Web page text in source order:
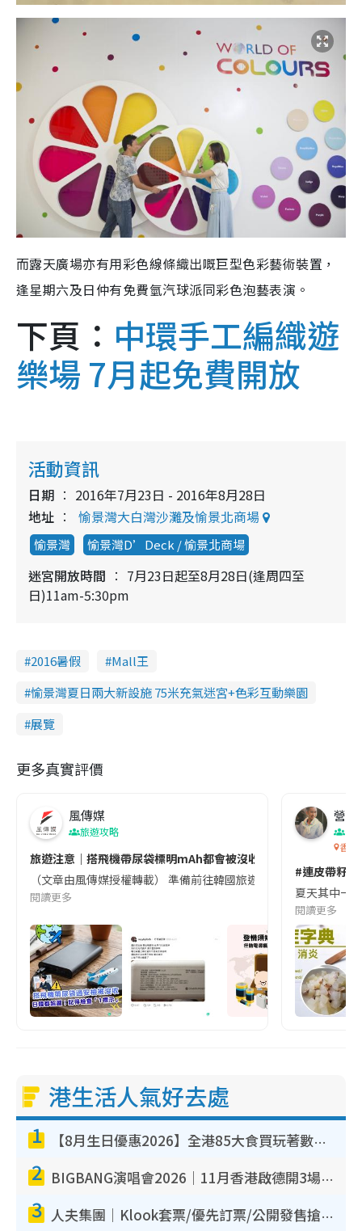
而露天廣場亦有用彩色線條織出嘅巨型色彩藝術裝置，
逢星期六及日仲有免費氫汽球派同彩色泡藝表演。
下頁： 中環手工編織遊
樂場 7月起免費開放
活動資訊
日期
2016年7月23日 - 2016年8月28日
地址
愉景灣大白灣沙灘及愉景北商場
愉景灣 愉景灣D’Deck / 愉景北商場
迷宮開放時間
7月23日起至8月28日(逢周四至
日)11am-5:30pm
2016暑假
Mall王
愉景灣夏日兩大新設施 75米充氣迷宮+色彩互動樂園
展覽
更多真實評價
風傳媒
旅遊攻略
旅遊注意｜搭飛機帶尿袋標明mAh都會被沒收😱出發前切記檢查
（文章由風傳媒授權轉載） 準備前往韓國旅遊的民眾，近期要
閱讀更多
營養
香港
#連皮帶籽
夏天其中一
閱讀更多
港生活人氣好去處
1 【8月生日優惠2026】全港85大食買玩著數攻略 自助餐/火鍋放題同行免費＋誠品/DONKI送現金券
2 BIGBANG演唱會2026｜11月香港啟德開3場！實名制VIP申請、優先購票攻略
3 人夫集團｜Klook套票/優先訂票/公開發售搶飛攻略！附票價.購票連結.場地座位表